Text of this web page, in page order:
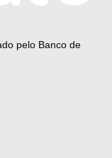
pelo Banco de